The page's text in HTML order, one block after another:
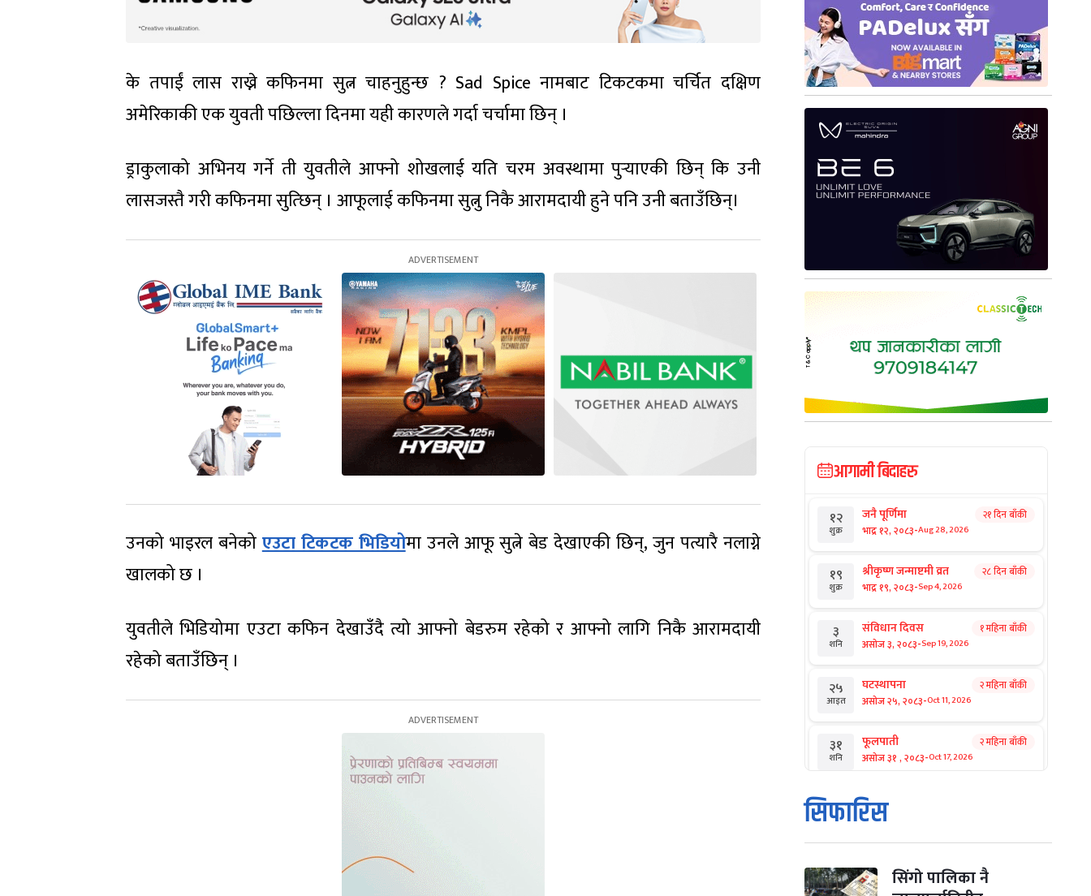
के तपाईं लास राख्ने कफिनमा सुत्न चाहनुहुन्छ ? Sad Spice नामबाट टिकटकमा चर्चित दक्षिण
अमेरिकाकी एक युवती पछिल्ला दिनमा यही कारणले गर्दा चर्चामा छिन् ।
ड्राकुलाको अभिनय गर्ने ती युवतीले आफ्नो शोखलाई यति चरम अवस्थामा पुर्‍याएकी छिन् कि उनी
लासजस्तै गरी कफिनमा सुत्छिन् । आफूलाई कफिनमा सुत्नु निकै आरामदायी हुने पनि उनी बताउँछिन्।
उनको भाइरल बनेकोएउटा टिकटक भिडियोमा उनले आफू सुत्ने बेड देखाएकी छिन्, जुन पत्यारै नलाग्ने
खालको छ ।
युवतीले भिडियोमा एउटा कफिन देखाउँदै त्यो आफ्नो बेडरुम रहेको र आफ्नो लागि निकै आरामदायी
रहेको बताउँछिन् ।
आगामी बिदाहरु
१२
शुक्र
जनै पूर्णिमा
भाद्र १२, २०८३-Aug 28, 2026
२१ दिन बाँकी
१९
शुक्र
श्रीकृष्ण जन्माष्टमी व्रत
भाद्र १९, २०८३-Sep 4, 2026
२८ दिन बाँकी
३
शनि
संविधान दिवस
असोज ३, २०८३-Sep 19, 2026
१ महिना बाँकी
२५
आइत
घटस्थापना
असोज २५, २०८३-Oct 11, 2026
२ महिना बाँकी
३१
शनि
फूलपाती
असोज ३१ , २०८३-Oct 17, 2026
२ महिना बाँकी
१
आइत
कार्तिक सङ्क्रान्ति
कार्तिक १, २०८३
मंगल कार्तिक ३, २०८३- Oct 20, 2026
सिफारिस
सिंगो पालिका नै